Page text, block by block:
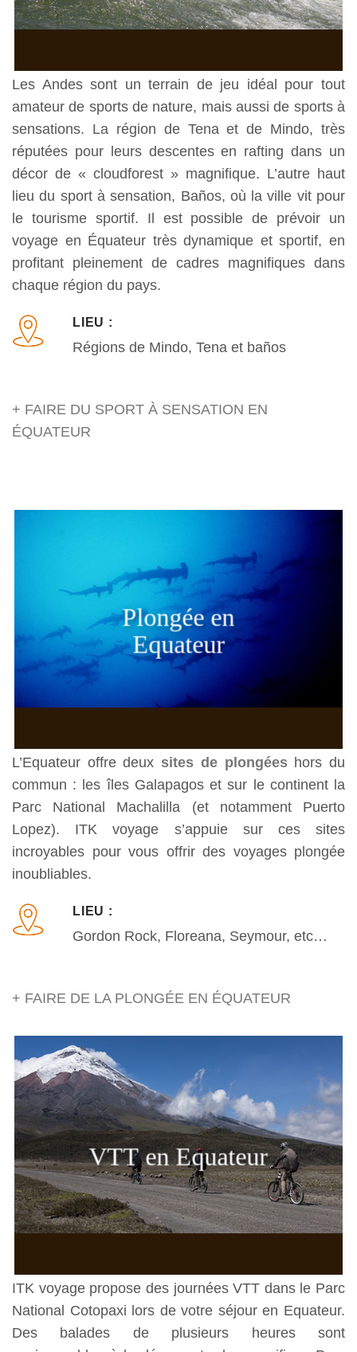
Les Andes sont un terrain de jeu idéal pour tout
amateur de sports de nature, mais aussi de sports à
sensations. La région de Tena et de Mindo, très
réputées pour leurs descentes en rafting dans un
décor de « cloudforest » magnifique. L’autre haut
lieu du sport à sensation, Baños, où la ville vit pour
le tourisme sportif. Il est possible de prévoir un
voyage en Équateur très dynamique et sportif, en
profitant pleinement de cadres magnifiques dans
chaque région du pays.
LIEU :
Régions de Mindo, Tena et baños
+ FAIRE DU SPORT À SENSATION EN
ÉQUATEUR
Plongée en
Equateur
L’Equateur offre deux sites de plongéeshors du
commun : les îles Galapagos et sur le continent la
Parc National Machalilla (et notamment Puerto
Lopez). ITK voyage s’appuie sur ces sites
incroyables pour vous offrir des voyages plongée
inoubliables.
LIEU :
Gordon Rock, Floreana, Seymour, etc…
+ FAIRE DE LA PLONGÉE EN ÉQUATEUR
VTT en Equateur
ITK voyage propose des journées VTT dans le Parc
National Cotopaxi lors de votre séjour en Equateur.
Des balades de plusieurs heures sont